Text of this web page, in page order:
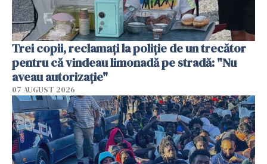
Trei copii, reclamați la poliție de un trecător
pentru că vindeau limonadă pe stradă: "Nu
aveau autorizație"
07 AUGUST 2026